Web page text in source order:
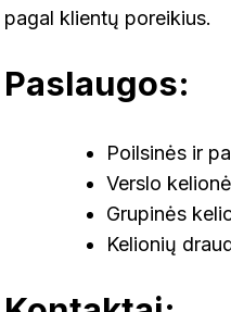
pagal klientų poreikius.
Paslaugos:
Poilsinės ir
Verslo
Grupinės
Kelionių